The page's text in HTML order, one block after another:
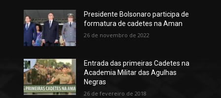
Presidente Bolsonaro participa de
formatura de cadetes na Aman
26 de novembro de 2022
Entrada das primeiras Cadetes na
Academia Militar das Agulhas
Negras
26 de fevereiro de 2018